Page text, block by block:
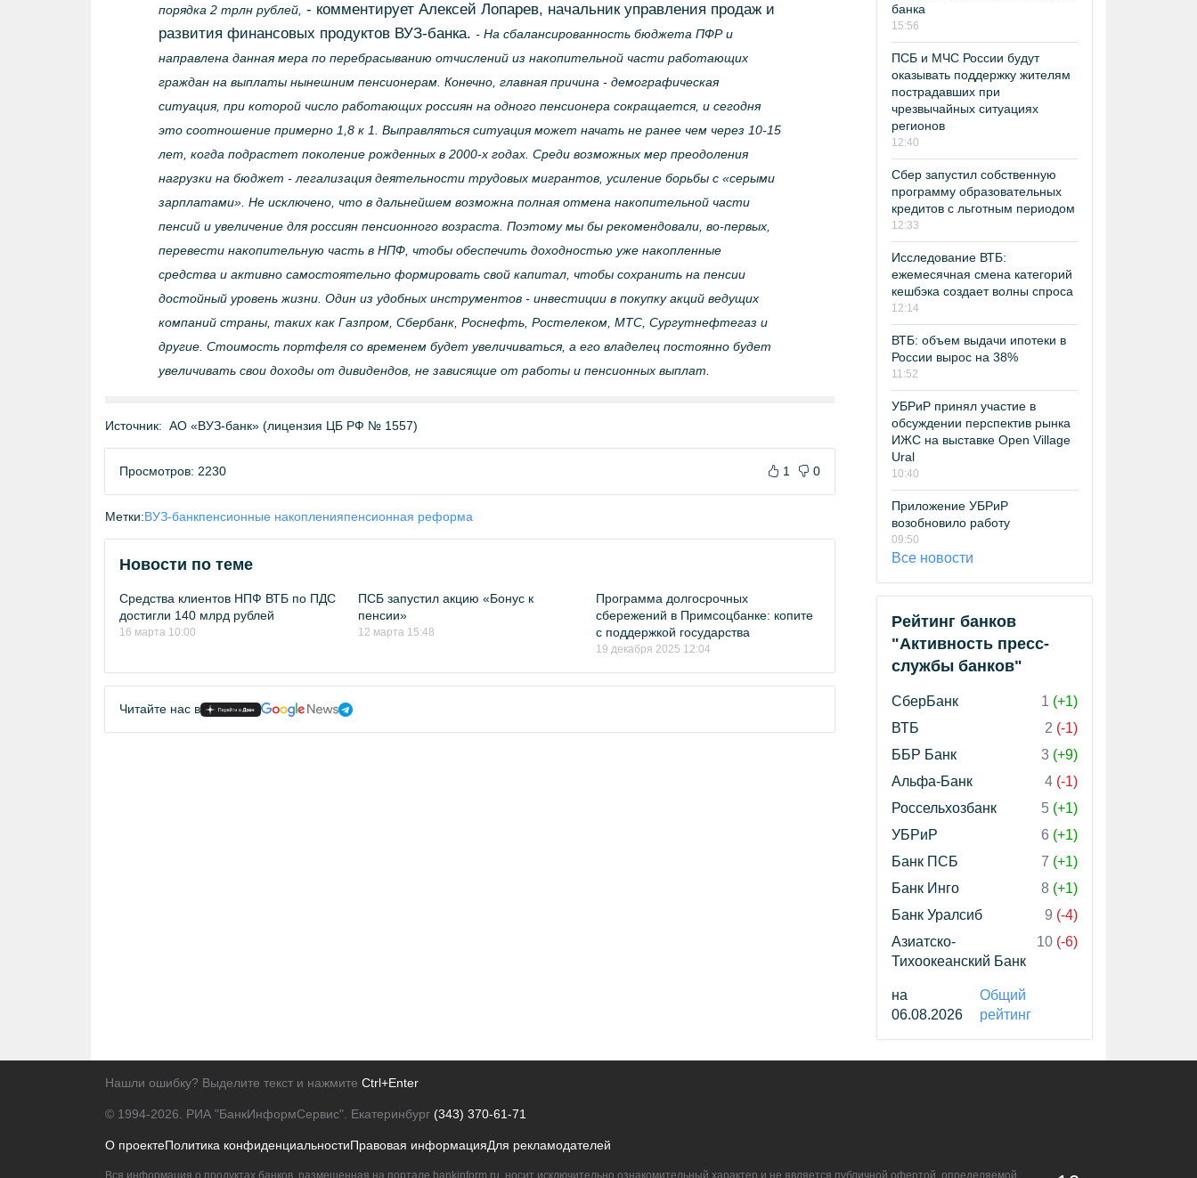
порядка 2 трлн рублей, - комментирует Алексей Лопарев, начальник управления продаж и
развития финансовых продуктов ВУЗ-банка. - На сбалансированность бюджета ПФР и
направлена данная мера по перебрасыванию отчислений из накопительной части работающих
граждан на выплаты нынешним пенсионерам. Конечно, главная причина - демографическая
ситуация, при которой число работающих россиян на одного пенсионера сокращается, и сегодня
это соотношение примерно 1,8 к 1. Выправляться ситуация может начать не ранее чем через 10-15
лет, когда подрастет поколение рожденных в 2000-х годах. Среди возможных мер преодоления
нагрузки на бюджет - легализация деятельности трудовых мигрантов, усиление борьбы с «серыми
зарплатами». Не исключено, что в дальнейшем возможна полная отмена накопительной части
пенсий и увеличение для россиян пенсионного возраста. Поэтому мы бы рекомендовали, во-первых,
перевести накопительную часть в НПФ, чтобы обеспечить доходностью уже накопленные
средства и активно самостоятельно формировать свой капитал, чтобы сохранить на пенсии
достойный уровень жизни. Один из удобных инструментов - инвестиции в покупку акций ведущих
компаний страны, таких как Газпром, Сбербанк, Роснефть, Ростелеком, МТС, Сургутнефтегаз и
другие. Стоимость портфеля со временем будет увеличиваться, а его владелец постоянно будет
увеличивать свои доходы от дивидендов, не зависящие от работы и пенсионных выплат.
Источник: АО «ВУЗ-банк» (лицензия ЦБ РФ № 1557)
Просмотров: 2230 1 0
Метки:ВУЗ-банкпенсионные накопленияпенсионная реформа
Новости по теме
Средства клиентов НПФ ВТБ по ПДС
достигли 140 млрд рублей
16 марта 10:00
ПСБ запустил акцию «Бонус к
пенсии»
12 марта 15:48
Программа долгосрочных
сбережений в Примсоцбанке: копите
с поддержкой государства
19 декабря 2025 12:04
Читайте нас в
банка
15:56
ПСБ и МЧС России будут
оказывать поддержку жителям
пострадавших при
чрезвычайных ситуациях
регионов
12:40
Сбер запустил собственную
программу образовательных
кредитов с льготным периодом
12:33
Исследование ВТБ:
ежемесячная смена категорий
кешбэка создает волны спроса
12:14
ВТБ: объем выдачи ипотеки в
России вырос на 38%
11:52
УБРиР принял участие в
обсуждении перспектив рынка
ИЖС на выставке Open Village
Ural
10:40
Приложение УБРиР
возобновило работу
09:50
Все новости
Рейтинг банков
"Активность пресс-
службы банков"
СберБанк 1 (+1)
ВТБ
2 (-1)
ББР Банк
3 (+9)
Альфа-Банк
4 (-1)
Россельхозбанк
5 (+1)
УБРиР
6 (+1)
Банк ПСБ
7 (+1)
Банк Инго
8 (+1)
Банк Уралсиб
9 (-4)
Азиатско-
Тихоокеанский Банк
10 (-6)
на
06.08.2026
Общий
рейтинг
Нашли ошибку? Выделите текст и нажмите Ctrl+Enter
© 1994-2026. РИА "БанкИнформСервис". Екатеринбург (343) 370-61-71
О проектеПолитика конфиденциальностиПравовая информацияДля рекламодателей
Вся информация о продуктах банков, размещенная на портале bankinform.ru, носит исключительно ознакомительный характер и не является публичной офертой, определяемой